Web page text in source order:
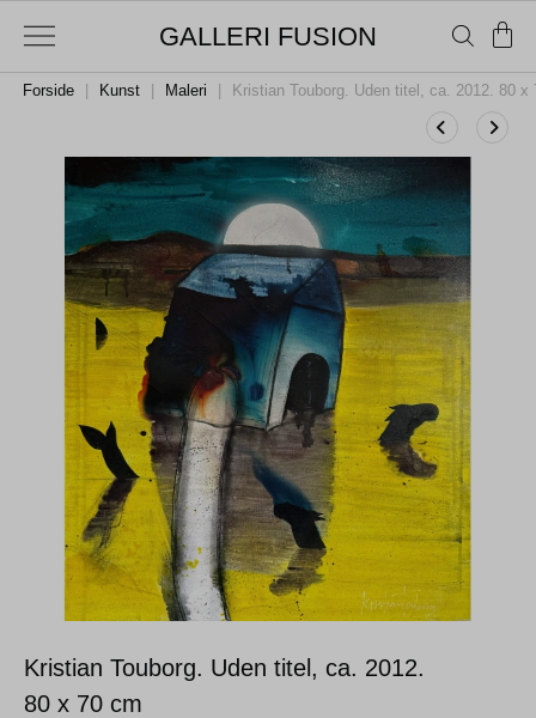
GALLERI FUSION
Forside Kunst Maleri Kristian Touborg. Uden titel, ca. 2012. 80 x
Kristian Touborg. Uden titel, ca. 2012.
80 x 70 cm